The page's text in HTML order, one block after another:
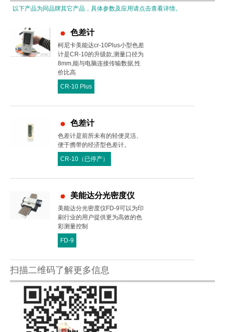
以下产品为同品牌其它产品，具体参数及应用请点击查看详情。
色差计
柯尼卡美能达cr-10Plus小型色差
计是CR-10的升级款,测量口径为
8mm,能与电脑连接传输数据,性
价比高
CR-10 Plus
色差计
色差计是前所未有的轻便灵活、
便于携带的经济型色差计。
CR-10（已停产）
美能达分光密度仪
美能达分光密度仪FD-9可以为印
刷行业的用户提供更为高效的色
彩测量控制
FD-9
扫描二维码了解更多信息